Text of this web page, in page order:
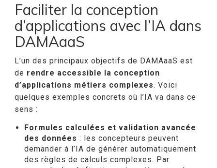
Faciliter la conception
d’applications avec l’IA dans
DAMAaaS
L’un des principaux objectifs de DAMAaaS est
de rendre accessible la conception
d’applications métiers complexes. Voici
quelques exemples concrets où l’IA va dans ce
sens :
Formules calculées et validation avancée
des données : les concepteurs peuvent
demander à l’IA de générer automatiquement
des règles de calculs complexes. Par